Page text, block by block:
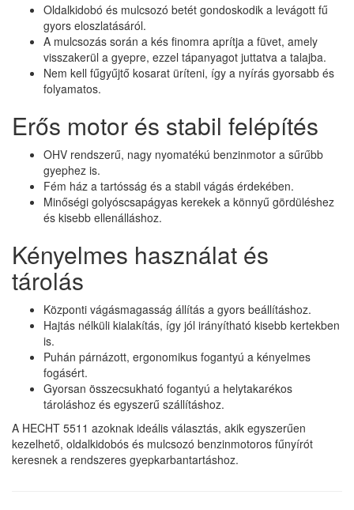
Oldalkidobó és mulcsozó betét gondoskodik a levágott fű
gyors eloszlatásáról.
A mulcsozás során a kés finomra aprítja a füvet, amely
visszakerül a gyepre, ezzel tápanyagot juttatva a talajba.
Nem kell fűgyűjtő kosarat üríteni, így a nyírás gyorsabb és
folyamatos.
Erős motor és stabil felépítés
OHV rendszerű, nagy nyomatékú benzinmotor a sűrűbb
gyephez is.
Fém ház a tartósság és a stabil vágás érdekében.
Minőségi golyóscsapágyas kerekek a könnyű gördüléshez
és kisebb ellenálláshoz.
Kényelmes használat és
tárolás
Központi vágásmagasság állítás a gyors beállításhoz.
Hajtás nélküli kialakítás, így jól irányítható kisebb kertekben
is.
Puhán párnázott, ergonomikus fogantyú a kényelmes
fogásért.
Gyorsan összecsukható fogantyú a helytakarékos
tároláshoz és egyszerű szállításhoz.
A HECHT 5511 azoknak ideális választás, akik egyszerűen
kezelhető, oldalkidobós és mulcsozó benzinmotoros fűnyírót
keresnek a rendszeres gyepkarbantartáshoz.